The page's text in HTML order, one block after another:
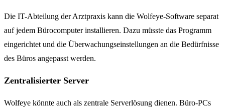
Die IT-Abteilung der Arztpraxis kann die Wolfeye-Software separat
auf jedem Bürocomputer installieren. Dazu müsste das Programm
eingerichtet und die Überwachungseinstellungen an die Bedürfnisse
des Büros angepasst werden.
Zentralisierter Server
Wolfeye könnte auch als zentrale Serverlösung dienen. Büro-PCs